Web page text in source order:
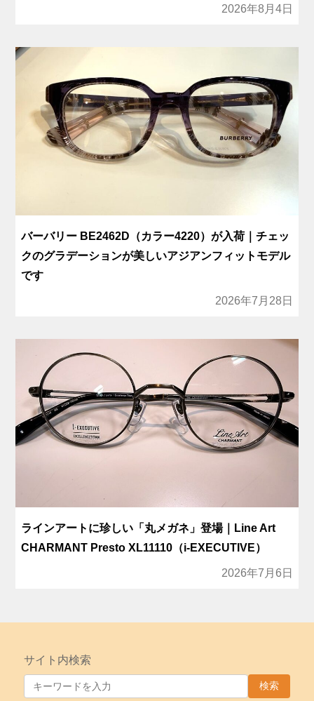
2026年8月4日
バーバリー BE2462D（カラー4220）が入荷｜チェッ
クのグラデーションが美しいアジアンフィットモデル
です
2026年7月28日
ラインアートに珍しい「丸メガネ」登場｜Line Art
CHARMANT Presto XL11110（i-EXECUTIVE）
2026年7月6日
サイト内検索
検索